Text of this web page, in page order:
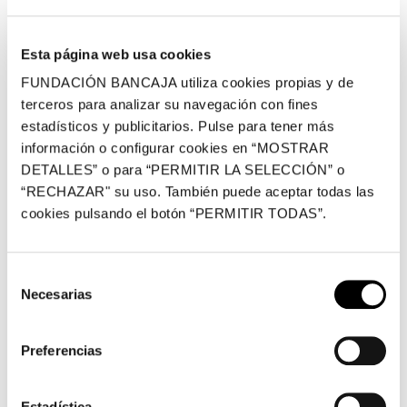
Esta página web usa cookies
FUNDACIÓN BANCAJA utiliza cookies propias y de
terceros para analizar su navegación con fines
estadísticos y publicitarios. Pulse para tener más
información o configurar cookies en “MOSTRAR
DETALLES” o para “PERMITIR LA SELECCIÓN” o
“RECHAZAR" su uso. También puede aceptar todas las
cookies pulsando el botón “PERMITIR TODAS”.
Necesarias
Preferencias
texturas por la concentración de minerales, para
que cada uno de los artistas aplica su propia técnica.
En el caso de Pilar Blat, el metacrilato y el alabastro
actúan como soportes sobre los que trabaja con tinta
china, ceras, collage, pan de oro y acetatos, jugando
con veladuras y transparencias. En caso de Pasqual
Gomes, el protagonismo lo tiene la composición
geométrica, que trabaja en pintura y arena sobre
madera, cartón, papel, etc. Ambos creadores coinciden
mármol mediante la experimentación con materiales
Pilar Blat y Pasqual Gomes son amigos desde que